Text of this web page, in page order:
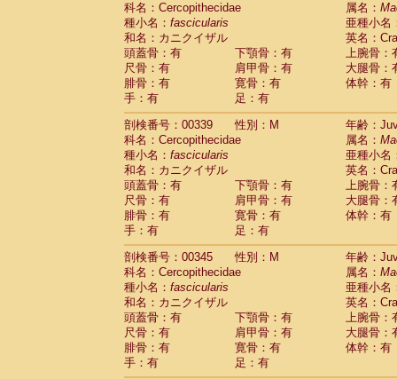
科名：Cercopithecidae
属名：
種小名： fascicularis
亜種小名
和名：カニクイザル
英名：
頭蓋骨：有
下顎骨：有
上腕骨：
尺骨：有
肩甲骨：有
大腿骨：
腓骨：有
寛骨：有
体幹：有
手：有
足：有
剖検番号：00339
性別：M
年齢：
科名：Cercopithecidae
属名：
種小名： fascicularis
亜種小名
和名：カニクイザル
英名：
頭蓋骨：有
下顎骨：有
上腕骨：
尺骨：有
肩甲骨：有
大腿骨：
腓骨：有
寛骨：有
体幹：有
手：有
足：有
剖検番号：00345
性別：M
年齢：
科名：Cercopithecidae
属名：
種小名： fascicularis
亜種小名
和名：カニクイザル
英名：
頭蓋骨：有
下顎骨：有
上腕骨：
尺骨：有
肩甲骨：有
大腿骨：
腓骨：有
寛骨：有
体幹：有
手：有
足：有